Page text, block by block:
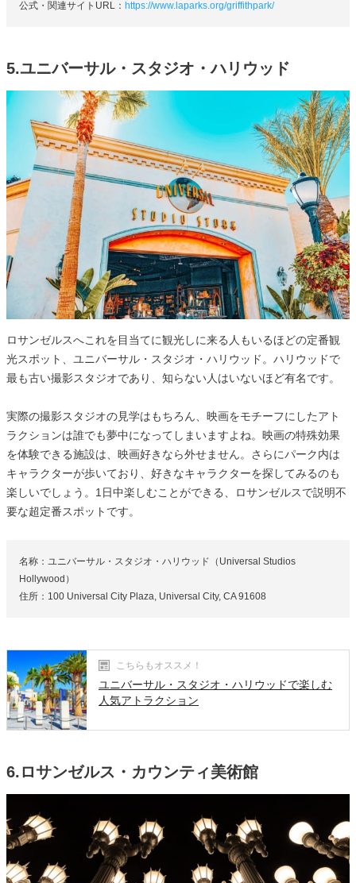
公式・関連サイトURL： https://www.laparks.org/griffithpark/
5.ユニバーサル・スタジオ・ハリウッド
ロサンゼルスへこれを目当てに観光しに来る人もいるほどの定番観
光スポット、ユニバーサル・スタジオ・ハリウッド。ハリウッドで
最も古い撮影スタジオであり、知らない人はいないほど有名です。
実際の撮影スタジオの見学はもちろん、映画をモチーフにしたアト
ラクションは誰でも夢中になってしまいますよね。映画の特殊効果
を体験できる施設は、映画好きなら外せません。さらにパーク内は
キャラクターが歩いており、好きなキャラクターを探してみるのも
楽しいでしょう。1日中楽しむことができる、ロサンゼルスで説明不
要な超定番スポットです。
名称：ユニバーサル・スタジオ・ハリウッド（Universal Studios
Hollywood）
住所：100 Universal City Plaza, Universal City, CA 91608
こちらもオススメ！
ユニバーサル・スタジオ・ハリウッドで楽しむ
人気アトラクション
6.ロサンゼルス・カウンティ美術館